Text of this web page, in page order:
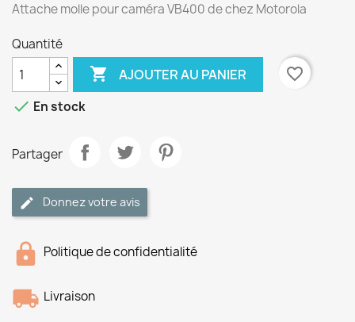
Attache molle pour caméra VB400 de chez Motorola
Quantité
 AJOUTER AU PANIER
favorite_border
 En stock
Partager
Donnez votre avis
Politique de confidentialité
Livraison